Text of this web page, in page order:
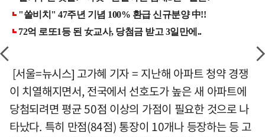
[서울=뉴시스] 고가혜 기자 = 지난해 아파트 청약 경쟁
이 치열해지면서, 전국에서 선호도가 높은 새 아파트에
당첨되려면 평균 50점 이상의 가점이 필요한 것으로 나
타났다. 특히 만점(84점) 통장이 10개나 등장하는 등 고